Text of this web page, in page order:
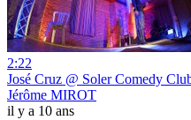
2:22
José Cruz @ Soler Comedy
Jérôme MIROT
il y a 10 ans